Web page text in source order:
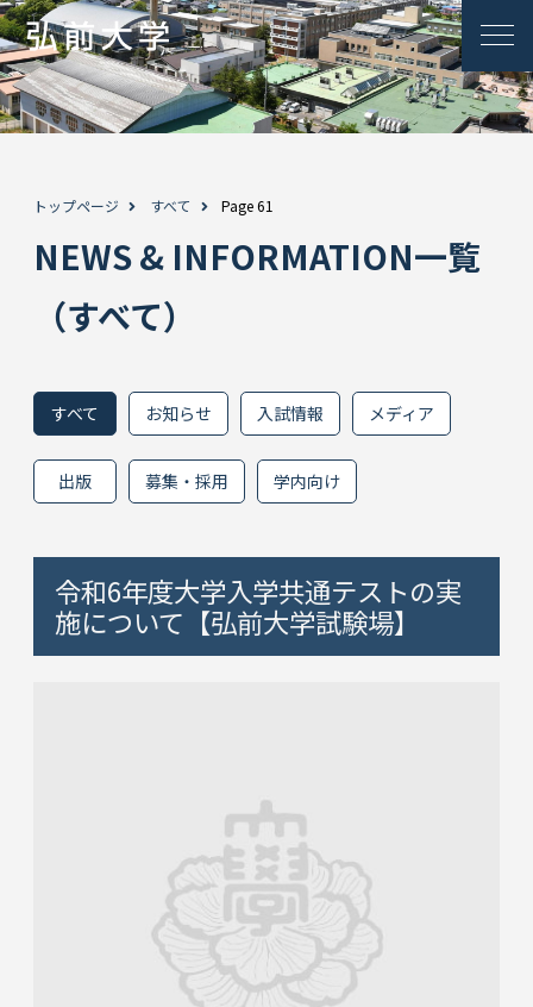
トップページ すべて Page 61
NEWS & INFORMATION一覧
（すべて）
すべて お知らせ 入試情報 メディア
出版 募集・採用 学内向け
令和6年度大学入学共通テストの実
施について【弘前大学試験場】